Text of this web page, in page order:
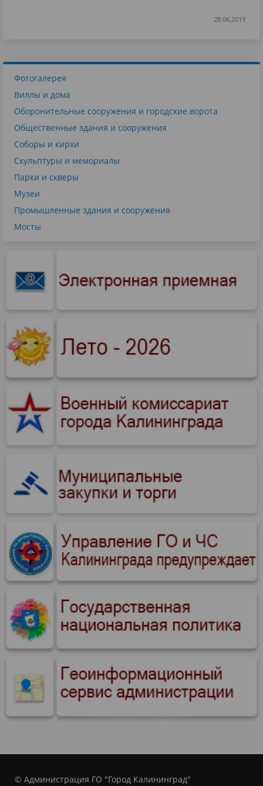
28.06.2019
Фотогалерея
Виллы и дома
Оборонительные сооружения и городские ворота
Общественные здания и сооружения
Соборы и кирхи
Скульптуры и мемориалы
Парки и скверы
Музеи
Промышленные здания и сооружения
Мосты
© Администрация ГО "Город Калининград"